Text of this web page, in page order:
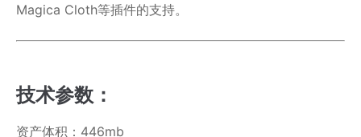
Magica Cloth等插件的支持。
技术参数：
资产体积：446mb